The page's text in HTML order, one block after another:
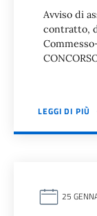
Avviso di
contratto,
LEGGI DI PIÙ
25